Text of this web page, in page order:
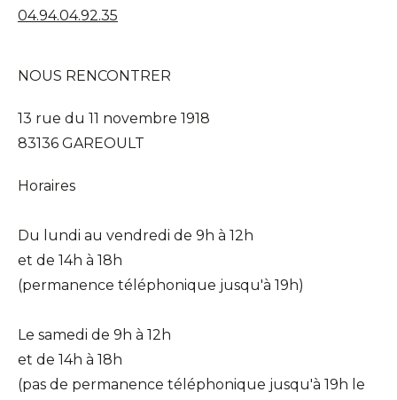
04.94.04.92.35
NOUS RENCONTRER
13 rue du 11 novembre 1918
83136 GAREOULT
Horaires
Du lundi au vendredi de 9h à 12h
et de 14h à 18h
(permanence téléphonique jusqu'à 19h)
Le samedi de 9h à 12h
et de 14h à 18h
(pas de permanence téléphonique jusqu'à 19h le